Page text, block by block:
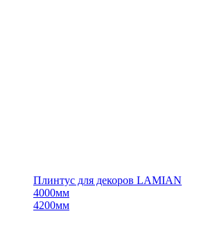
Плинтус для декоров LAMIAN
4000мм
4200мм